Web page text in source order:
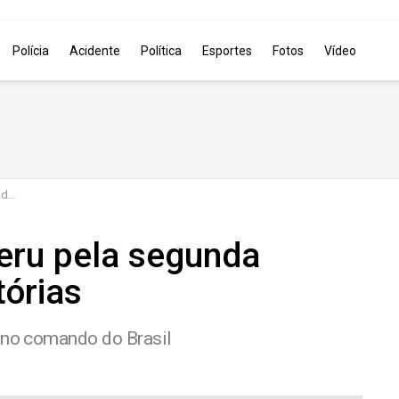
Polícia Acidente Política Esportes Fotos Vídeo
pela segunda
comando do Brasil